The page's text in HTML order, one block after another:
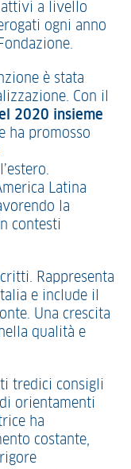
attivi a livello
ogni anno
è stata
Con il
2020 insieme
ha promosso
Latina
la
contesti
Rappresenta
e include il
Una crescita
qualità e
tredici consigli
orientamenti
ha
costante,